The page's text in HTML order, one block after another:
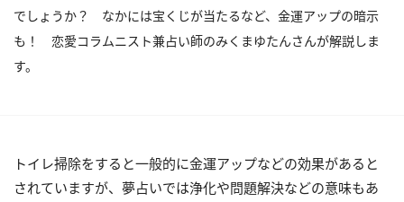
でしょうか？ なかには宝くじが当たるなど、金運アップの暗示
も！ 恋愛コラムニスト兼占い師のみくまゆたんさんが解説しま
す。
トイレ掃除をすると一般的に金運アップなどの効果があると
されていますが、夢占いでは浄化や問題解決などの意味もあ